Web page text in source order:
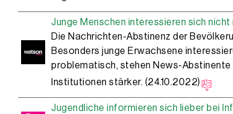
Junge Menschen interessieren sich
Die Nachrichten-Abstinenz der
Besonders junge Erwachsene
problematisch, stehen News-
Institutionen stärker. (24.10.2022)
Jugendliche informieren sich lieber bei